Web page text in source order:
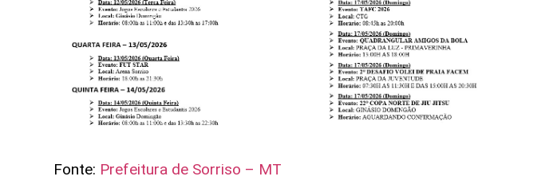
Fonte: Prefeitura de Sorriso – MT